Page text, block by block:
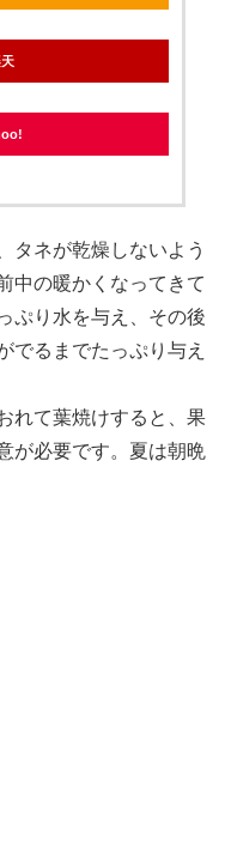
タネが乾燥しないよう
中の暖かくなってきて
ぷり水を与え、その後
でるまでたっぷり与え
れて葉焼けすると、果
が必要です。夏は朝晩